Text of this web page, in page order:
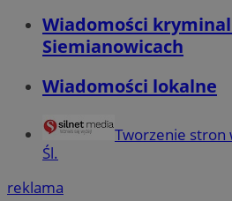
Wiadomości
Siemianowicach
Wiadomości lokalne
Tworzenie stron
Śl.
reklama